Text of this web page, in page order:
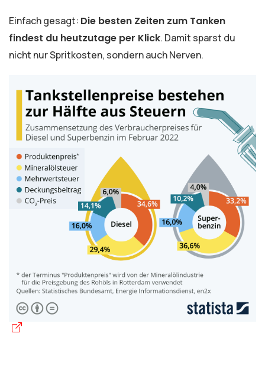
Einfach gesagt: Die besten Zeiten zum Tanken
findest du heutzutage per Klick. Damit sparst du
nicht nur Spritkosten, sondern auch Nerven.